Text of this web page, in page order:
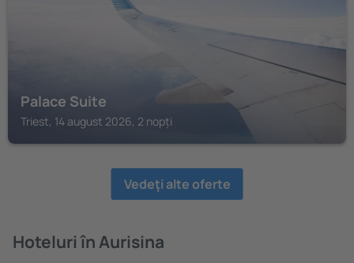
Palace Suite
Triest, 14 august 2026, 2 nopți
Vedeţi alte oferte
Hoteluri în Aurisina